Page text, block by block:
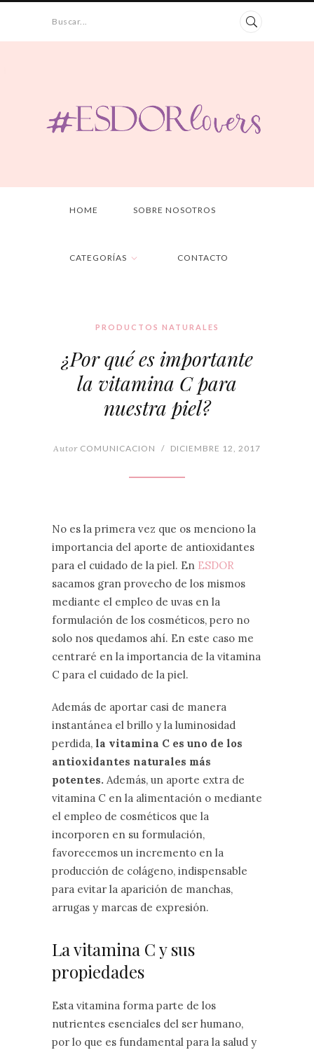
Buscar...
HOME SOBRE NOSOTROS
CATEGORÍAS CONTACTO
PRODUCTOS NATURALES
¿Por qué es importante
la vitamina C para
nuestra piel?
Autor COMUNICACION / DICIEMBRE 12, 2017
No es la primera vez que os menciono la
importancia del aporte de antioxidantes
para el cuidado de la piel. En ESDOR
sacamos gran provecho de los mismos
mediante el empleo de uvas en la
formulación de los cosméticos, pero no
solo nos quedamos ahí. En este caso me
centraré en la importancia de la vitamina
C para el cuidado de la piel.
Además de aportar casi de manera
instantánea el brillo y la luminosidad
perdida, la vitamina C es uno de los
antioxidantes naturales más
potentes. Además, un aporte extra de
vitamina C en la alimentación o mediante
el empleo de cosméticos que la
incorporen en su formulación,
favorecemos un incremento en la
producción de colágeno, indispensable
para evitar la aparición de manchas,
arrugas y marcas de expresión.
La vitamina C y sus
propiedades
Esta vitamina forma parte de los
nutrientes esenciales del ser humano,
por lo que es fundamental para la salud y